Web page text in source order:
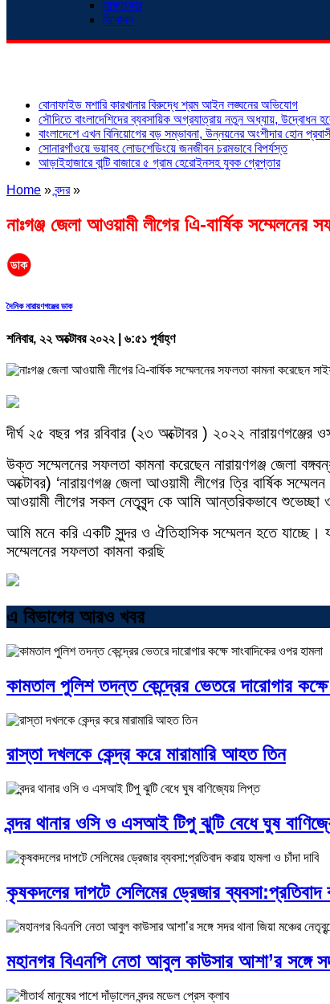
সাক্ষাৎকার
বিনোদন
বোনাফাইড মশারি কারখানার বিরুদ্ধে শ্রম আইন লঙ্ঘনের অভিযোগ
সৌদিতে বাংলাদেশিদের ব্যবসায়িক অগ্রযাত্রায় নতুন অধ্যায়, উদ্বোধন
বাংলাদেশে এখন বিনিয়োগের বড় সম্ভাবনা, উন্নয়নের অংশীদার হোন
সোনারগাঁওয়ে ভয়াবহ লোডশেডিংয়ে জনজীবন চরমভাবে বিপর্যস্ত
আড়াইহাজারে বান্টি বাজারে ৫ গ্রাম হেরোইনসহ যুবক গ্রেপ্তার
Home » বন্দর»
নাঃগঞ্জ জেলা আওয়ামী লীগের এি-বার্ষিক
দৈনিক নারায়ণগঞ্জের ডাক
শনিবার, ২২ অক্টোবর ২০২২ | ৬:৫১ পূর্বাহ্ণ
দীর্ঘ ২৫ বছর পর রবিবার (২৩ অক্টোবর ) ২০২২ নারায়ণগঞ্জের
উক্ত সম্মেলনের সফলতা কামনা করেছেন নারায়ণগঞ্জ জেলা
অক্টোবর) ‘নারায়ণগঞ্জ জেলা আওয়ামী লীগের ত্রি বার্ষিক
আওয়ামী লীগের সকল নেতৃবৃন্দ কে আমি আন্তরিকভাবে শুভেচ্ছা
আমি মনে করি একটি সুন্দর ও ঐতিহাসিক সম্মেলন হতে
সম্মেলনের সফলতা কামনা করছি
এ বিভাগের আরও খবর
কামতাল পুলিশ তদন্ত কেন্দ্রের ভেতরে দারোগার কক্ষে
রাস্তা দখলকে কেন্দ্র করে মারামারি আহত তিন
বন্দর থানার ওসি ও এসআই টিপু ঝুটি বেধে ঘুষ
কৃষকদলের দাপটে সেলিমের ড্রেজার ব্যবসা:প্রতিবাদ
মহানগর বিএনপি নেতা আবুল কাউসার আশা’র সঙ্গে